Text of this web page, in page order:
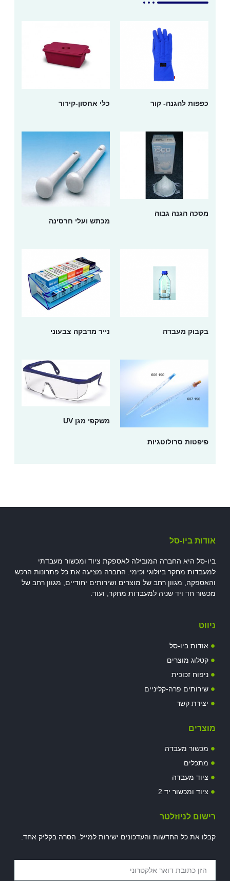
כפפות להגנה- קור כלי אחסון-קירור
מסכה הגנה גבוה
מכתש ועלי חרסינה
בקבוק מעבדה נייר מדבקה צבעוני
פיפטות סרולוטגיות
משקפי מגן UV
אודות ביו-סל
ביו-סל היא החברה המובילה לאספקת ציוד ומכשור מעבדתי
למעבדות מחקר ביולוגי וכימי. החברה מציעה את כל פתרונות הרכש
והאספקה, מגוון רחב של מוצרים ושירותים יחודיים, מגוון רחב של
מכשור חד ויד שניה למעבדות מחקר, ועוד.
ניווט
אודות ביו-סל
קטלוג מוצרים
ניפוח זכוכית
שירותים פרה-קליניים
יצירת קשר
מוצרים
מכשור מעבדה
מתכלים
ציוד מעבדה
ציוד ומכשור יד 2
רישום לניוזלטר
קבלו את כל החדשות והעדכונים ישירות למייל. הסרה בקליק אחד.